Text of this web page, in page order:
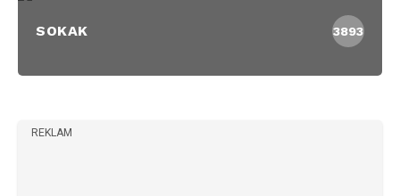
SOKAK 3893
REKLAM